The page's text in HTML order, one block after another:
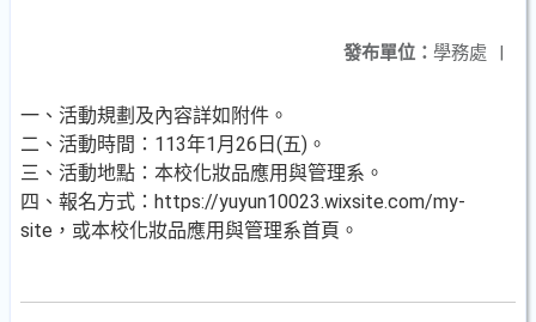
發布單位： 學務處 |
一、活動規劃及內容詳如附件。
二、活動時間：113年1月26日(五)。
三、活動地點：本校化妝品應用與管理系。
四、報名方式：https://yuyun10023.wixsite.com/my-
site，或本校化妝品應用與管理系首頁。